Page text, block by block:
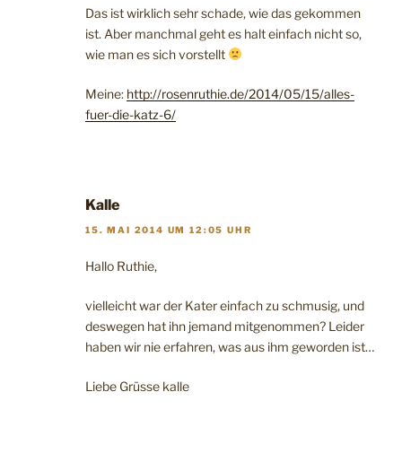
Das ist wirklich sehr schade, wie das gekommen
ist. Aber manchmal geht es halt einfach nicht so,
wie man es sich vorstellt
Meine: http://rosenruthie.de/2014/05/15/alles-
fuer-die-katz-6/
Kalle
15. MAI 2014 UM 12:05 UHR
Hallo Ruthie,
vielleicht war der Kater einfach zu schmusig, und
deswegen hat ihn jemand mitgenommen? Leider
haben wir nie erfahren, was aus ihm geworden ist…
Liebe Grüsse kalle